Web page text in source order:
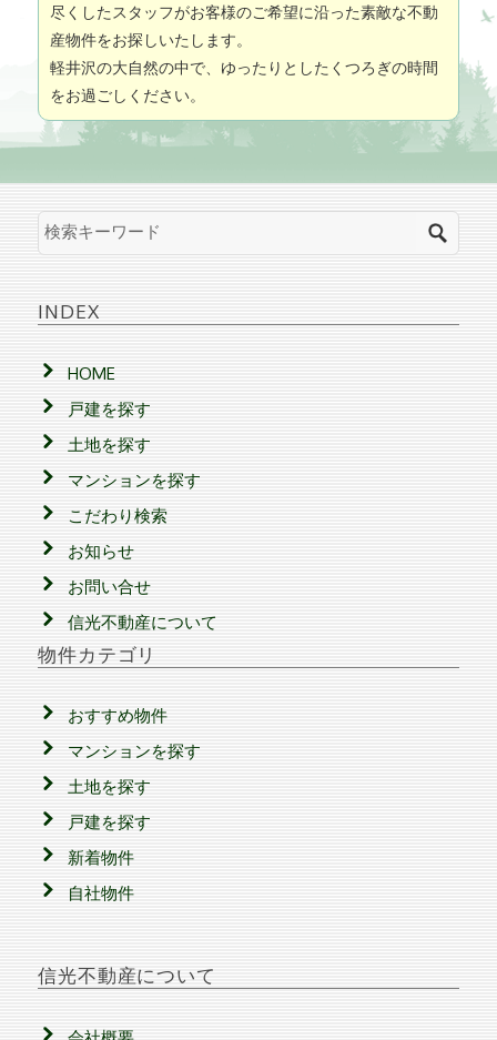
尽くしたスタッフがお客様のご希望に沿った素敵な不動
産物件をお探しいたします。
軽井沢の大自然の中で、ゆったりとしたくつろぎの時間
をお過ごしください。
INDEX
HOME
戸建を探す
土地を探す
マンションを探す
こだわり検索
お知らせ
お問い合せ
信光不動産について
物件カテゴリ
おすすめ物件
マンションを探す
土地を探す
戸建を探す
新着物件
自社物件
信光不動産について